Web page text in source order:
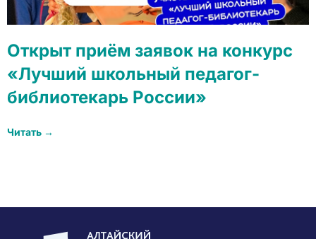
Открыт приём заявок на конкурс
«Лучший школьный педагог-
библиотекарь России»
Читать →